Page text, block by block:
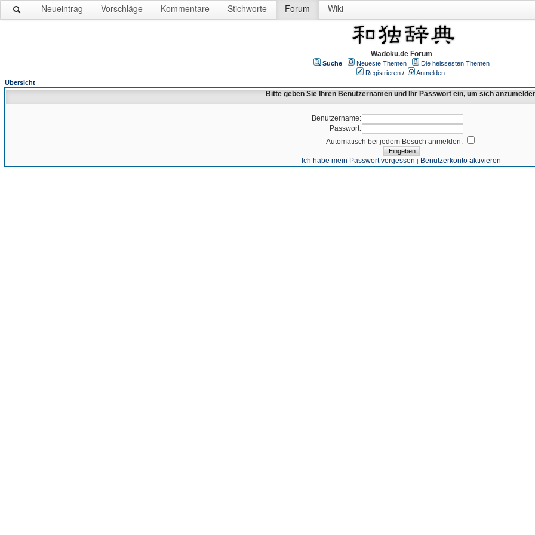
Neueintrag Vorschläge Kommentare Stichworte Forum Wiki
Wadoku.de Forum
Suche Neueste Themen
Die heissesten Themen
Registrieren /
Anmelden
Übersicht
Bitte geben Sie Ihren Benutzernamen und Ihr Passwort ein, um sich
Benutzername:
Passwort:
Automatisch bei jedem Besuch anmelden:
Ich habe mein Passwort vergessen | Benutzerkonto aktivieren